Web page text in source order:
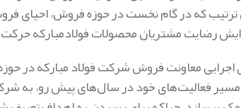
که در گام نخست در حوزه فروش، احیای
رضایت مشتریان محصولات فولادمبارکه
معاونت فروش شرکت فولاد مبارکه در
فعالیت‌های خود در سال‌های پیش رو، به